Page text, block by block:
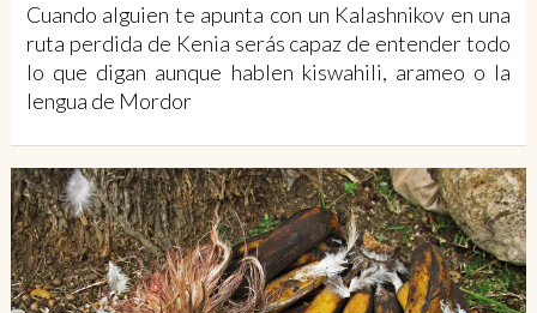
Cuando alguien te apunta con un Kalashnikov en una
ruta perdida de Kenia serás capaz de entender todo
lo que digan aunque hablen kiswahili, arameo o la
lengua de Mordor